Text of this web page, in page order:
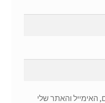
והאתר שלי